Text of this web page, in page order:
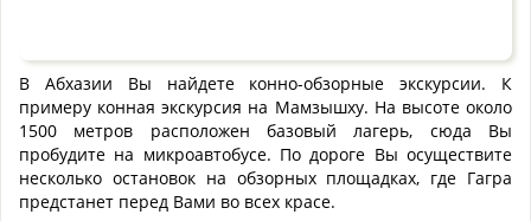
В Абхазии Вы найдете конно-обзорные экскурсии. К
примеру конная экскурсия на Мамзышху. На высоте около
1500 метров расположен базовый лагерь, сюда Вы
пробудите на микроавтобусе. По дороге Вы осуществите
несколько остановок на обзорных площадках, где Гагра
предстанет перед Вами во всех красе.